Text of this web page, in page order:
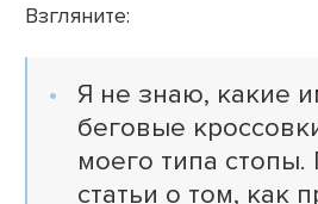
Взгляните:
Я не знаю, какие
беговые
моего типа
статьи о том, как